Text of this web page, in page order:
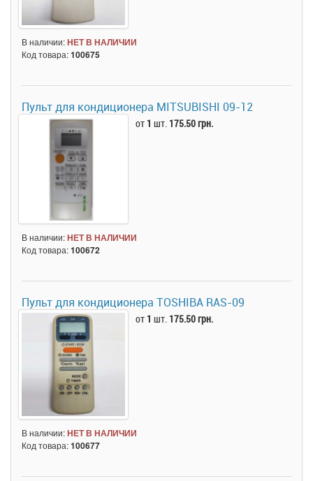
В наличии:НЕТ В НАЛИЧИИ
Код товара:100675
Пульт для кондиционера MITSUBISHI 09-12
от 1 шт. 175.50 грн.
В наличии:НЕТ В НАЛИЧИИ
Код товара:100672
Пульт для кондиционера TOSHIBA RAS-09
от 1 шт. 175.50 грн.
В наличии:НЕТ В НАЛИЧИИ
Код товара:100677